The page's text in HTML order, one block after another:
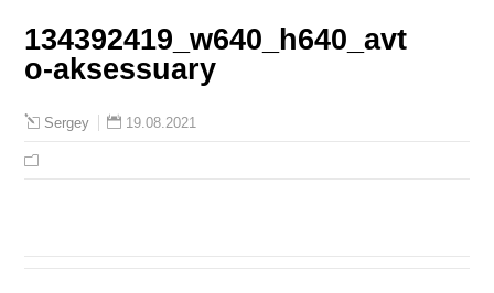
134392419_w640_h640_avt
o-aksessuary
Sergey 19.08.2021